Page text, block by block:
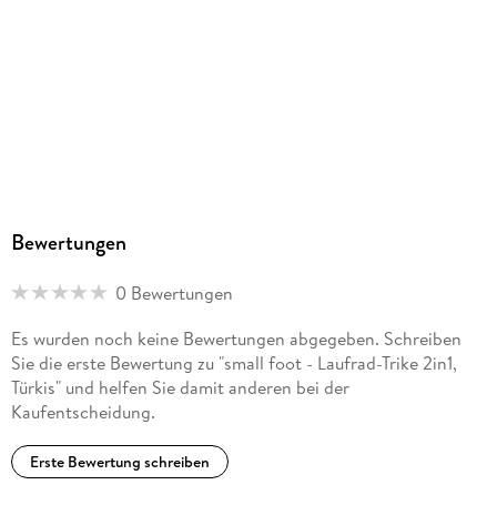
Bewertungen
0 Bewertungen
Es wurden noch keine Bewertungen abgegeben. Schreiben
Sie die erste Bewertung zu "small foot - Laufrad-Trike 2in1,
Türkis" und helfen Sie damit anderen bei der
Kaufentscheidung.
Erste Bewertung schreiben